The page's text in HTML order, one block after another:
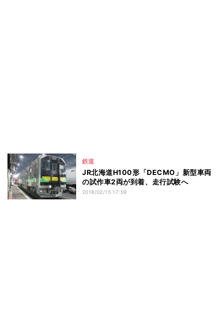
鉄道
JR北海道H100形「DECMO」新型車両
の試作車2両が到着、走行試験へ
2018/02/15 17:59